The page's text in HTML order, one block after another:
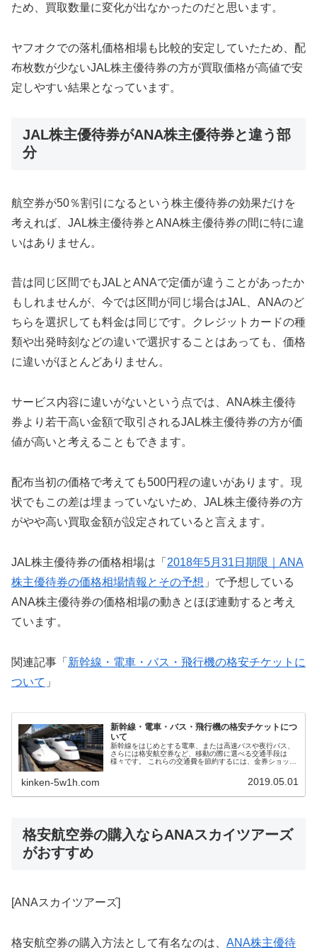
ため、買取数量に変化が出なかったのだと思います。
ヤフオクでの落札価格相場も比較的安定していたため、配
布枚数が少ないJAL株主優待券の方が買取価格が高値で安
定しやすい結果となっています。
JAL株主優待券がANA株主優待券と違う部
分
航空券が50％割引になるという株主優待券の効果だけを
考えれば、JAL株主優待券とANA株主優待券の間に特に違
いはありません。
昔は同じ区間でもJALとANAで定価が違うことがあったか
もしれませんが、今では区間が同じ場合はJAL、ANAのど
ちらを選択しても料金は同じです。クレジットカードの種
類や出発時刻などの違いで選択することはあっても、価格
に違いがほとんどありません。
サービス内容に違いがないという点では、ANA株主優待
券より若干高い金額で取引されるJAL株主優待券の方が価
値が高いと考えることもできます。
配布当初の価格で考えても500円程の違いがあります。現
状でもこの差は埋まっていないため、JAL株主優待券の方
がやや高い買取金額が設定されていると言えます。
JAL株主優待券の価格相場は「 2018年5月31日期限｜ANA
株主優待券の価格相場情報とその予想 」で予想している
ANA株主優待券の価格相場の動きとほぼ連動すると考え
ています。
関連記事「 新幹線・電車・バス・飛行機の格安チケットに
ついて 」
新幹線・電車・バス・飛行機の格安チケットにつ
いて
新幹線をはじめとする電車、または高速バスや夜行バス、
さらには格安航空券など、移動の際に選べる交通手段は
様々です。 これらの交通費を節約するには、金券ショップ
にも格安切符・格安チケットを購入する方法はあります。
ここは、新幹線・電車・バス・飛行機の格安チケットの基
kinken-5w1h.com 2019.05.01
格安航空券の購入ならANAスカイツアーズ
がおすすめ
[ANAスカイツアーズ]
格安航空券の購入方法として有名なのは、 ANA株主優待